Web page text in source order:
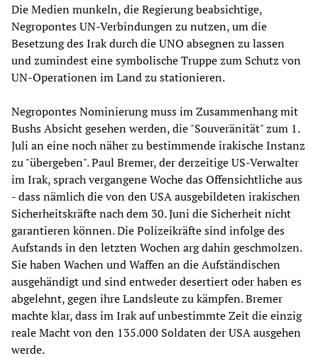
Die Medien munkeln, die Regierung beabsichtige,
Negropontes UN-Verbindungen zu nutzen, um die
Besetzung des Irak durch die UNO absegnen zu lassen
und zumindest eine symbolische Truppe zum Schutz von
UN-Operationen im Land zu stationieren.
Negropontes Nominierung muss im Zusammenhang mit
Bushs Absicht gesehen werden, die "Souveränität" zum 1.
Juli an eine noch näher zu bestimmende irakische Instanz
zu "übergeben". Paul Bremer, der derzeitige US-Verwalter
im Irak, sprach vergangene Woche das Offensichtliche aus
- dass nämlich die von den USA ausgebildeten irakischen
Sicherheitskräfte nach dem 30. Juni die Sicherheit nicht
garantieren können. Die Polizeikräfte sind infolge des
Aufstands in den letzten Wochen arg dahin geschmolzen.
Sie haben Wachen und Waffen an die Aufständischen
ausgehändigt und sind entweder desertiert oder haben es
abgelehnt, gegen ihre Landsleute zu kämpfen. Bremer
machte klar, dass im Irak auf unbestimmte Zeit die einzig
reale Macht von den 135.000 Soldaten der USA ausgehen
werde.